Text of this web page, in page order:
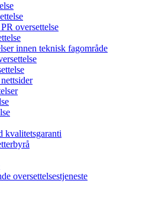
oversettelse
innen teknisk fagområde
kvalitetsgaranti
oversettelsestjeneste